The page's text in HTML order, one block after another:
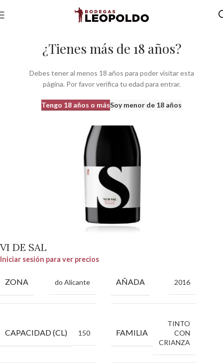
¿Tienes más de 18 años?
Debes tener al menos 18 años para poder visitar esta
página. Por favor verifica tu edad para entrar.
Tengo 18 años o másSoy menor de 18 años
Inicio Bodegas Com. Valenciana Bodegas do Alicante
VI DE SAL
Iniciar sesión para ver precios
ZONA do Alicante AÑADA 2016
CAPACIDAD (CL) 150 FAMILIA
TINTO
CON
CRIANZA